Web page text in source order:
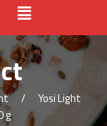
Yosi Light
g